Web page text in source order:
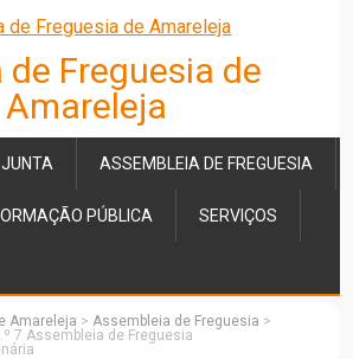
Freguesia de
Amareleja
JUNTA ASSEMBLEIA DE FREGUESIA
PÚBLICA SERVIÇOS
Amareleja >Assembleia de Freguesia >
7 Assembleia de Freguesia